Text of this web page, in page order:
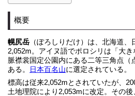
概要
幌尻岳 （ぽろしりだけ）は、北海道
2,052m。アイヌ語でポロシリは「大
脈襟裳国定公園内にある二等三角点（
ある。
日本百名山に選定されている。
標高は従来2,052mとされていたが、
土地理院により2,053mに改定。その